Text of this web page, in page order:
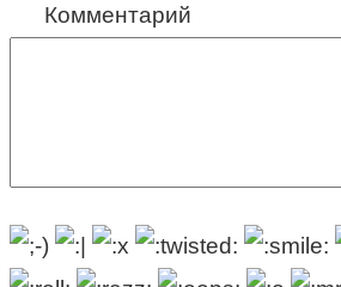
Комментарий